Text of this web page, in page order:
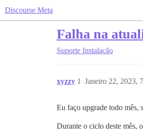
Discourse Meta
Falha na
Suporte Instalação
xyzzy Janeiro 22, 2023,
1
Eu faço upgrade todo mês,
Durante o ciclo deste mês,